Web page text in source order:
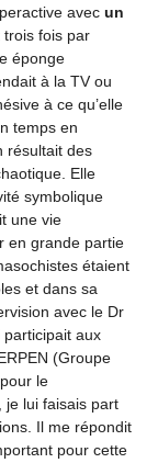
avec un
fois par
éponge
à la TV ou
à ce qu’elle
temps en
résultait des
Elle
symbolique
une vie
en grande partie
étaient
et dans sa
avec le Dr
participait aux
(Groupe
le
je lui faisais part
Il me répondit
pour cette